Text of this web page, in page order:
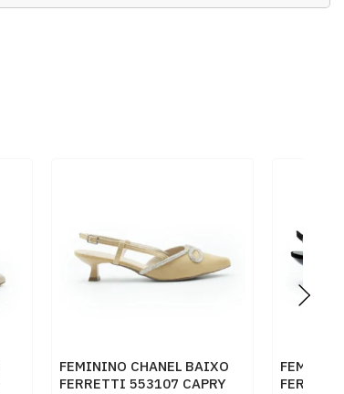
FEMININO CHANEL BAIXO
FERRETTI 553107 CAPRY